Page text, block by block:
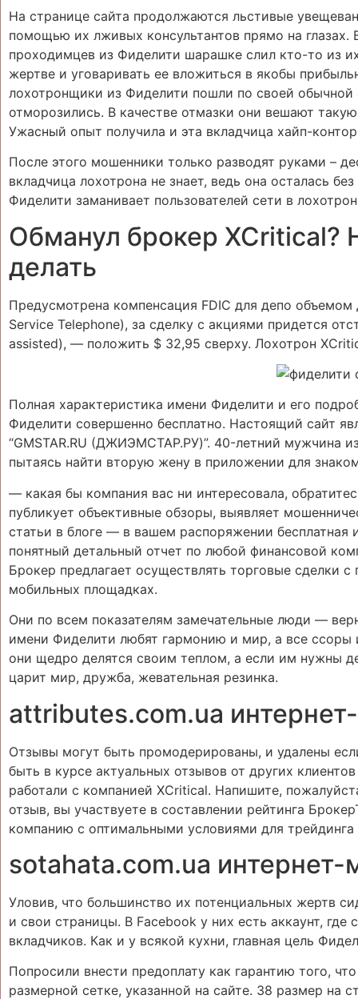
На странице сайта продолжаются льстивые
помощью их лживых консультантов прямо на
проходимцев из Фиделити шарашке слил кто-то из
жертве и уговаривать ее вложиться в якобы
лохотронщики из Фиделити пошли по своей обычной
отморозились. В качестве отмазки они вешают
Ужасный опыт получила и эта вкладчица хайп-
После этого мошенники только разводят руками –
вкладчица лохотрона не знает, ведь она осталась
Фиделити заманивает пользователей сети в
Обманул брокер XCritical?
делать
Предусмотрена компенсация FDIC для депо объемом
Service Telephone), за сделку с акциями придется
assisted), — положить $ 32,95 сверху. Лохотрон
Полная характеристика имени Фиделити и его
Фиделити совершенно бесплатно. Настоящий сайт
“GMSTAR.RU (ДЖИЭМСТАР.РУ)”. 40-летний мужчина
пытаясь найти вторую жену в приложении для
— какая бы компания вас ни интересовала,
публикует объективные обзоры, выявляет
статьи в блоге — в вашем распоряжении
понятный детальный отчет по любой финансовой
Брокер предлагает осуществлять торговые
мобильных площадках.
Они по всем показателям замечательные люди —
имени Фиделити любят гармонию и мир, а все
они щедро делятся своим теплом, а если им нужны
царит мир, дружба, жевательная резинка.
attributes.com.ua
Отзывы могут быть промодерированы, и удалены
быть в курсе актуальных отзывов от других
работали с компанией XCritical. Напишите,
отзыв, вы участвуете в составлении рейтинга
компанию с оптимальными условиями для трейдинга
sotahata.com.ua интернет-
Уловив, что большинство их потенциальных жертв
и свои страницы. В Facebook у них есть аккаунт,
вкладчиков. Как и у всякой кухни, главная цель
Попросили внести предоплату как гарантию того,
размерной сетке, указанной на сайте. 38 размер на